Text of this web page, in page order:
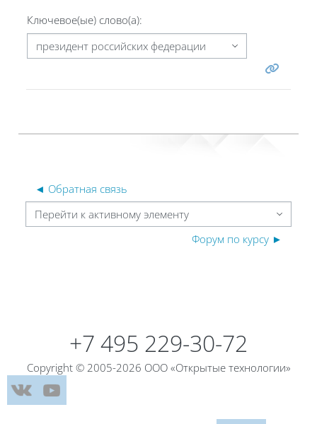
Ключевое(ые) слово(а):
◄ Обратная связь
Перейти к активному элементу
Форум по курсу ►
+7 495 229-30-72
Copyright © 2005-2026 ООО «Открытые технологии»